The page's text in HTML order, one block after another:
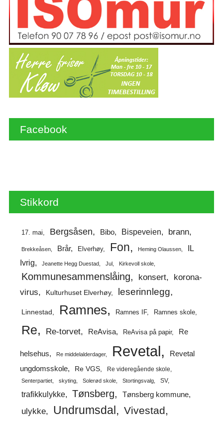
Facebook
Stikkord
17. mai Bergsåsen Bibo Bispeveien brann
Brekkeåsen Brår Elverhøy Fon Heming Olaussen
IL
Ivrig
Jeanette Hegg Duestad Jul Kirkevoll skole
Kommunesammenslåing konsert
korona-
virus
Kulturhuset Elverhøy leserinnlegg
Linnestad Ramnes Ramnes IF Ramnes skole
Re Re-torvet ReAvisa ReAvisa på papir Re
helsehus Re middelalderdager Revetal
Revetal
ungdomsskole
Re VGS Re videregående skole
Senterpartiet skyting Solerød skole Stortingsvalg SV
trafikkulykke Tønsberg Tønsberg kommune
ulykke Undrumsdal Vivestad